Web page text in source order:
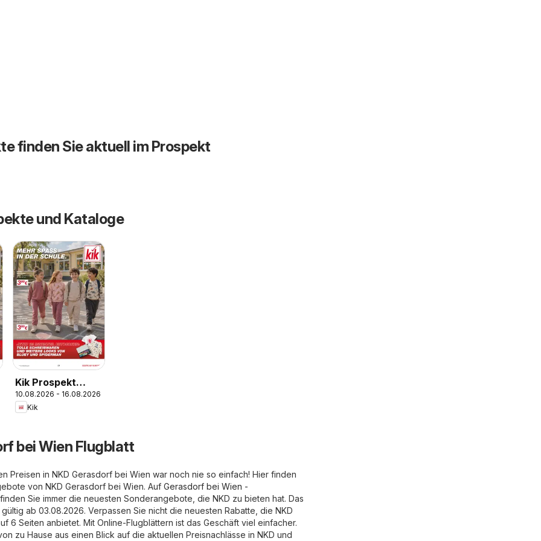
finden Sie aktuell im Prospekt
und Kataloge
Kik Prospekt
aktuell
10.08.2026 - 16.08.2026
Kik
bei Wien Flugblatt
Preisen in NKD Gerasdorf bei Wien war noch nie so einfach! Hier finden
von NKD Gerasdorf bei Wien. Auf Gerasdorf bei Wien -
Sie immer die neuesten Sonderangebote, die NKD zu bieten hat. Das
ab 03.08.2026. Verpassen Sie nicht die neuesten Rabatte, die NKD
6 Seiten anbietet. Mit Online-Flugblättern ist das Geschäft viel einfacher.
zu Hause aus einen Blick auf die aktuellen Preisnachlässe in NKD und